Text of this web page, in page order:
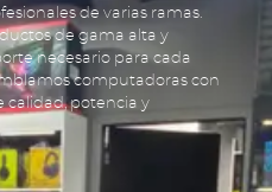
de varias ramas.
de gama alta y
necesario para cada
computadoras con
calidad, potencia y